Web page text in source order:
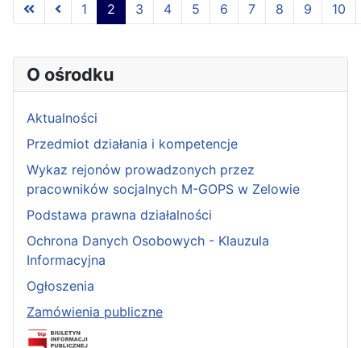
Strona 2 z 13
1 2 3 4 5 6 7 8 9 10
O ośrodku
Aktualności
Przedmiot działania i kompetencje
Wykaz rejonów prowadzonych przez
pracowników socjalnych M-GOPS w Zelowie
Podstawa prawna działalności
Ochrona Danych Osobowych - Klauzula
Informacyjna
Ogłoszenia
Zamówienia publiczne